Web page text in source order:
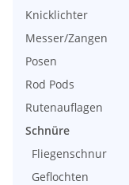
Knicklichter
Messer/Zangen
Posen
Rod Pods
Rutenauflagen
Schnüre
Fliegenschnur
Geflochten